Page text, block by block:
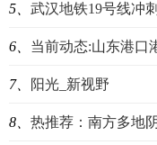
5、 武汉地铁19号线冲
6、 当前动态:山东港口
7、 阳光_新视野
8、 热推荐：南方多地